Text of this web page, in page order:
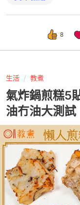
8
生活 教煮
氣炸鍋煎糕5
油冇油大測